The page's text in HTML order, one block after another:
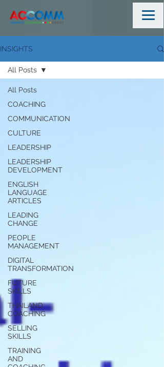
INSIGHTS
All Posts
COACHING
COMMUNICATION
CULTURE
LEADERSHIP
LEADERSHIP
DEVELOPMENT
ENGLISH
LANGUAGE
ARTICLES
LEADING
CHANGE
PEOPLE
MANAGEMENT
DIGITAL
TRANSFORMATION
FUTURE
SKILLS
THAILAND
COACHING
SELLING
SKILLS
TRAINING
AND
All Posts